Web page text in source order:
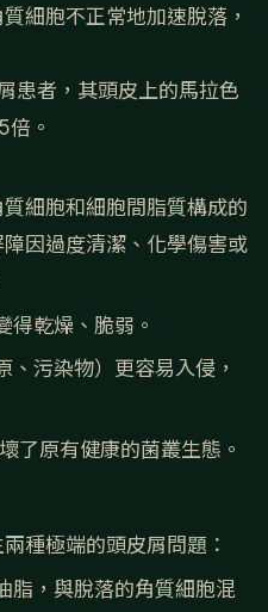
細胞不正常地加速脫落，
患者，其頭皮上的馬拉色
。
細胞和細胞間脂質構成的
因過度清潔、化學傷害或
得乾燥、脆弱。
、污染物）更容易入侵，
了原有健康的菌叢生態。
種極端的頭皮屑問題：
脂，與脫落的角質細胞混